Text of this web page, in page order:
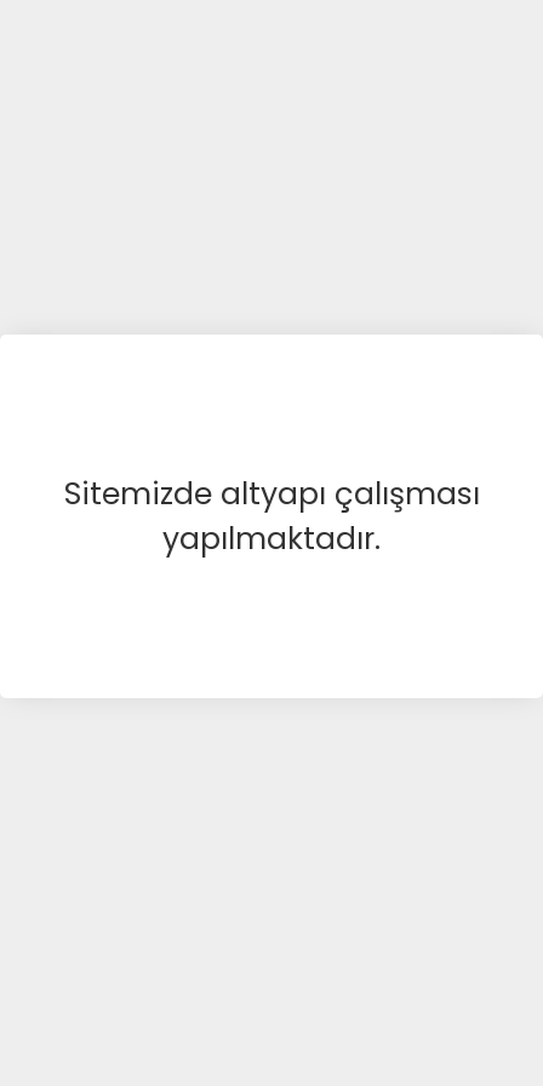
Sitemizde altyapı çalışması
yapılmaktadır.